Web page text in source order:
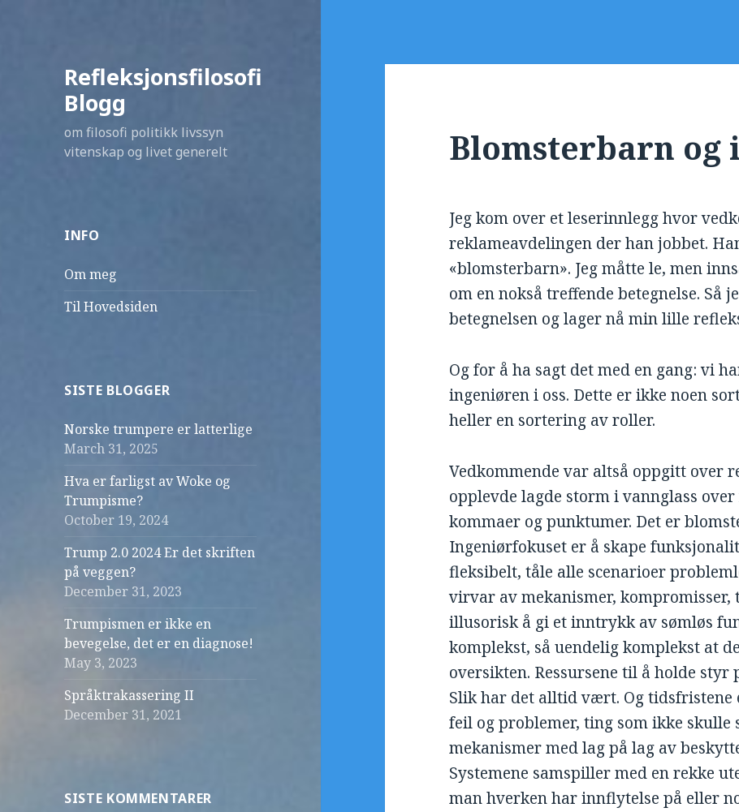
Refleksjonsfilosofi
Blogg
om filosofi politikk livssyn
vitenskap og livet generelt
INFO
Om meg
Til Hovedsiden
SISTE BLOGGER
Norske trumpere er latterlige
March 31, 2025
Hva er farligst av Woke og
Trumpisme?
October 19, 2024
Trump 2.0 2024 Er det skriften
på veggen?
December 31, 2023
Trumpismen er ikke en
bevegelse, det er en diagnose!
May 3, 2023
Språktrakassering II
December 31, 2021
SISTE KOMMENTARER
Blomsterbarn og
Jeg kom over et leserinnlegg hvor
reklameavdelingen der han jobbet.
«blomsterbarn». Jeg måtte le, men
om en nokså treffende betegnelse. Så
betegnelsen og lager nå min lille
Og for å ha sagt det med en gang: vi
ingeniøren i oss. Dette er ikke noen
heller en sortering av roller.
Vedkommende var altså oppgitt over
opplevde lagde storm i vannglass
kommaer og punktumer. Det er
Ingeniørfokuset er å skape
fleksibelt, tåle alle scenarioer
virvar av mekanismer,
illusorisk å gi et inntrykk av sømløs
komplekst, så uendelig komplekst at
oversikten. Ressursene til å holde styr
Slik har det alltid vært. Og tidsfristene
feil og problemer, ting som ikke skulle
mekanismer med lag på lag av
Systemene samspiller med en rekke
man hverken har innflytelse på eller